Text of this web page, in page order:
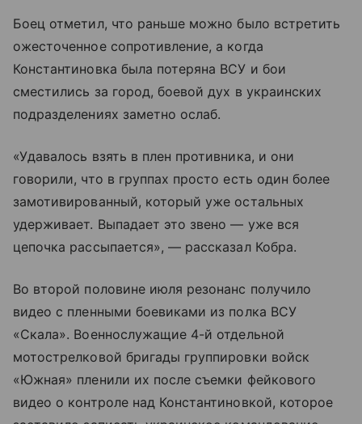
Боец отметил, что раньше можно было встретить
ожесточенное сопротивление, а когда
Константиновка была потеряна ВСУ и бои
сместились за город, боевой дух в украинских
подразделениях заметно ослаб.
«Удавалось взять в плен противника, и они
говорили, что в группах просто есть один более
замотивированный, который уже остальных
удерживает. Выпадает это звено — уже вся
цепочка рассыпается», — рассказал Кобра.
Во второй половине июля резонанс получило
видео с пленными боевиками из полка ВСУ
«Скала». Военнослужащие 4-й отдельной
мотострелковой бригады группировки войск
«Южная» пленили их после съемки фейкового
видео о контроле над Константиновкой, которое